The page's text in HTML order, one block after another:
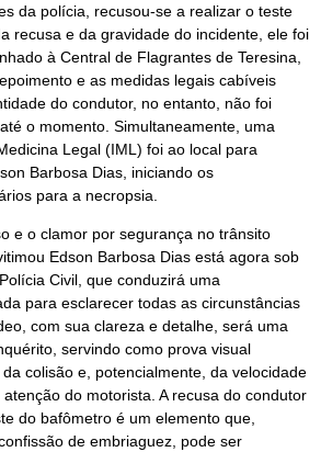
da polícia, recusou-se a realizar o teste
recusa e da gravidade do incidente, ele foi
à Central de Flagrantes de Teresina,
e as medidas legais cabíveis
do condutor, no entanto, não foi
o momento. Simultaneamente, uma
Legal (IML) foi ao local para
Barbosa Dias, iniciando os
para a necropsia.
e o clamor por segurança no trânsito
Edson Barbosa Dias está agora sob
Civil, que conduzirá uma
para esclarecer todas as circunstâncias
com sua clareza e detalhe, será uma
servindo como prova visual
colisão e, potencialmente, da velocidade
do motorista. A recusa do condutor
do bafômetro é um elemento que,
de embriaguez, pode ser